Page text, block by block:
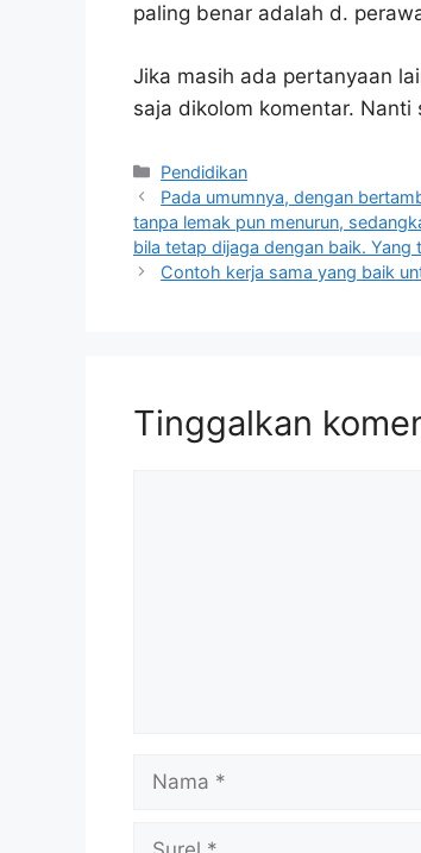
paling benar adalah d.
Jika masih ada pertanyaan
saja dikolom komentar.
Kategori
Pendidikan
Pada umumnya, dengan
tanpa lemak pun menurun,
bila tetap dijaga dengan baik.
Contoh kerja sama yang baik
Tinggalkan